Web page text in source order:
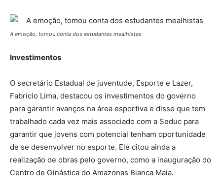
A emoção, tomou conta dos estudantes mealhistas
Investimentos
O secretário Estadual de juventude, Esporte e Lazer,
Fabrício Lima, destacou os investimentos do governo
para garantir avanços na área esportiva e disse que tem
trabalhado cada vez mais associado com a Seduc para
garantir que jovens com potencial tenham oportunidade
de se desenvolver no esporte. Ele citou ainda a
realização de obras pelo governo, como a inauguração do
Centro de Ginástica do Amazonas Bianca Maia.